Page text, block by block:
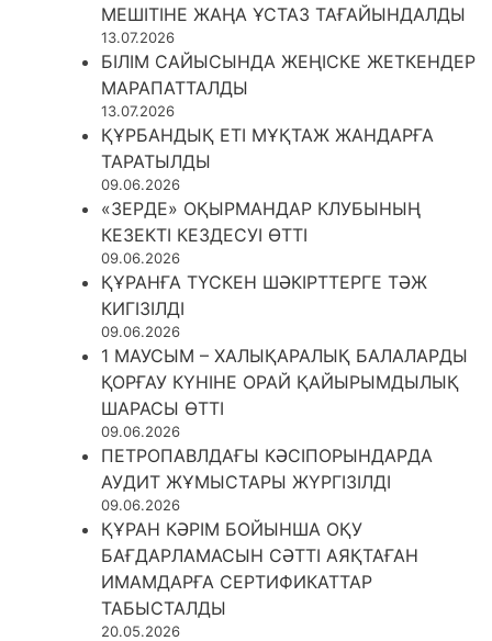
МЕШІТІНЕ ЖАҢА ҰСТАЗ ТАҒАЙЫНДАЛДЫ
13.07.2026
БІЛІМ САЙЫСЫНДА ЖЕҢІСКЕ ЖЕТКЕНДЕР
МАРАПАТТАЛДЫ
13.07.2026
ҚҰРБАНДЫҚ ЕТІ МҰҚТАЖ ЖАНДАРҒА
ТАРАТЫЛДЫ
09.06.2026
«ЗЕРДЕ» ОҚЫРМАНДАР КЛУБЫНЫҢ
КЕЗЕКТІ КЕЗДЕСУІ ӨТТІ
09.06.2026
ҚҰРАНҒА ТҮСКЕН ШӘКІРТТЕРГЕ ТӘЖ
КИГІЗІЛДІ
09.06.2026
1 МАУСЫМ – ХАЛЫҚАРАЛЫҚ БАЛАЛАРДЫ
ҚОРҒАУ КҮНІНЕ ОРАЙ ҚАЙЫРЫМДЫЛЫҚ
ШАРАСЫ ӨТТІ
09.06.2026
ПЕТРОПАВЛДАҒЫ КӘСІПОРЫНДАРДА
АУДИТ ЖҰМЫСТАРЫ ЖҮРГІЗІЛДІ
09.06.2026
ҚҰРАН КӘРІМ БОЙЫНША ОҚУ
БАҒДАРЛАМАСЫН СӘТТІ АЯҚТАҒАН
ИМАМДАРҒА СЕРТИФИКАТТАР
ТАБЫСТАЛДЫ
20.05.2026